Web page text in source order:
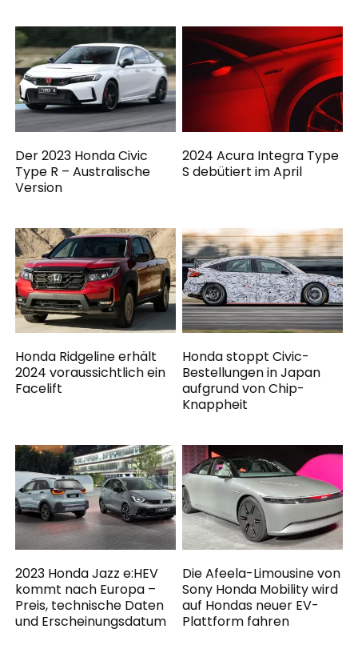
Der 2023 Honda Civic
Type R – Australische
Version
2024 Acura Integra Type
S debütiert im April
Honda Ridgeline erhält
2024 voraussichtlich ein
Facelift
Honda stoppt Civic-
Bestellungen in Japan
aufgrund von Chip-
Knappheit
2023 Honda Jazz e:HEV
kommt nach Europa –
Preis, technische Daten
und Erscheinungsdatum
Die Afeela-Limousine von
Sony Honda Mobility wird
auf Hondas neuer EV-
Plattform fahren